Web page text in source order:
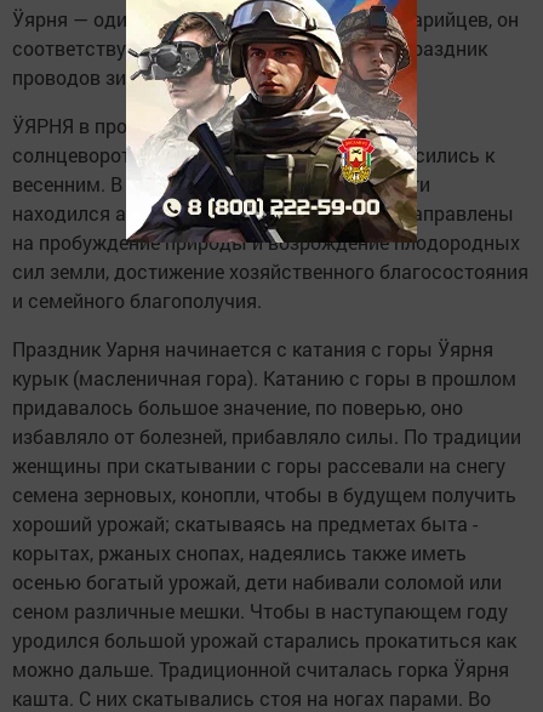
Ӱярня — один из древнейших праздников марийцев, он
соответствует русской Масленице. Это — праздник
проводов зимы и встречи весны.
ӰЯРНЯ в прошлом была связана с зимним
солнцеворотом, но обряды по смыслу относились к
весенним. В основе праздничной обрядности
находился аграрный культ. Обряды были направлены
на пробуждение природы и возрождение плодородных
сил земли, достижение хозяйственного благосостояния
и семейного благополучия.
Праздник Уарня начинается с катания с горы Ӱярня
курык (масленичная гора). Катанию с горы в прошлом
придавалось большое значение, по поверью, оно
избавляло от болезней, прибавляло силы. По традиции
женщины при скатывании с горы рассевали на снегу
семена зерновых, конопли, чтобы в будущем получить
хороший урожай; скатываясь на предметах быта -
корытах, ржаных снопах, надеялись также иметь
осенью богатый урожай, дети набивали соломой или
сеном различные мешки. Чтобы в наступающем году
уродился большой урожай старались прокатиться как
можно дальше. Традиционной считалась горка Ӱярня
кашта. С них скатывались стоя на ногах парами. Во